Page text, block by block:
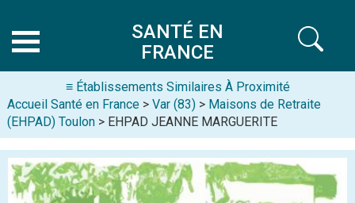
SANTÉ EN
FRANCE
≡ Établissements Similaires À Proximité
Accueil Santé en France > Var (83) > Maisons de Retraite
(EHPAD) Toulon > EHPAD JEANNE MARGUERITE